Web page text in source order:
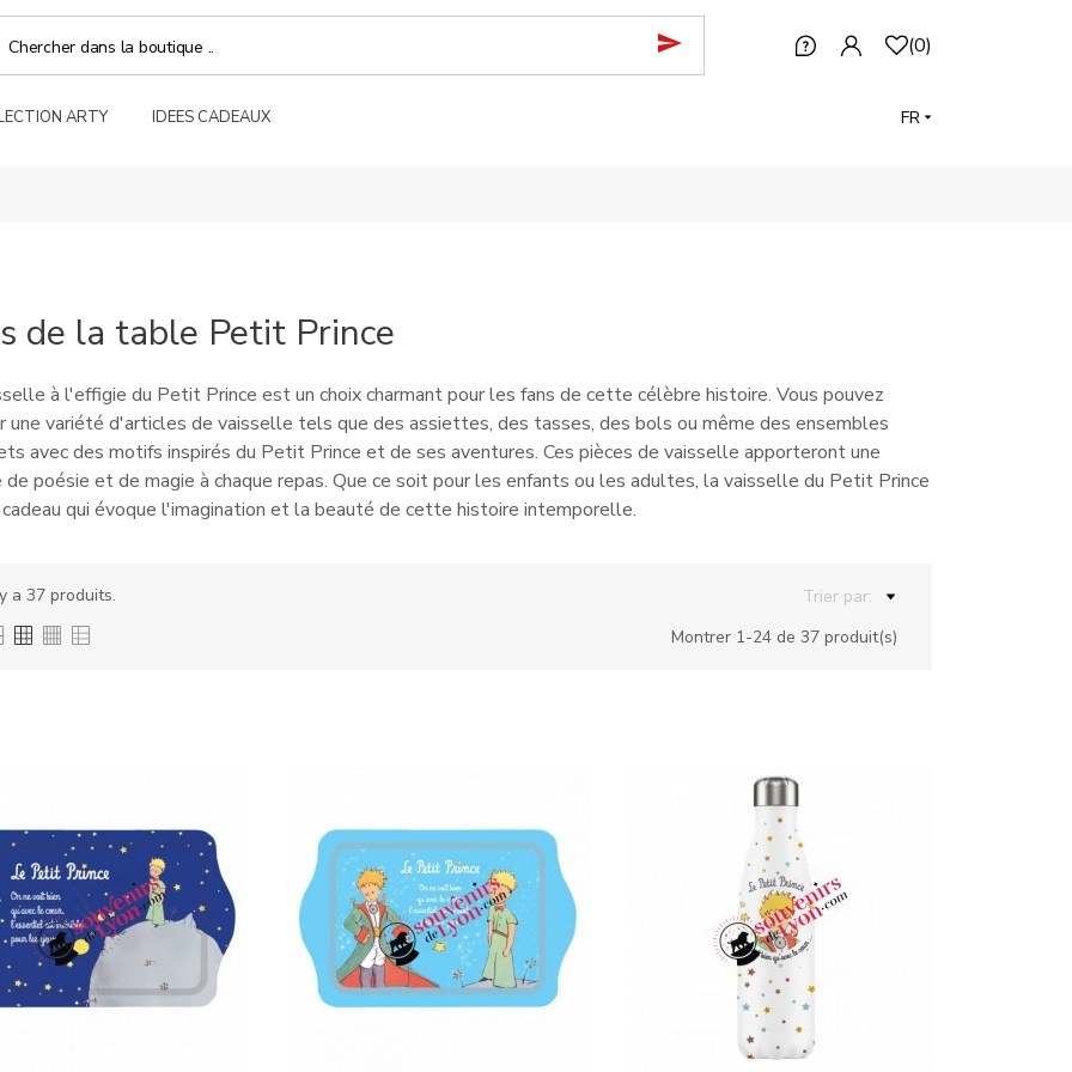
(0)
ARTY IDEES CADEAUX FR
de la table Petit Prince
à l'effigie du Petit Prince est un choix charmant pour les fans de cette célèbre histoire. Vous pouvez
une variété d'articles de vaisselle tels que des assiettes, des tasses, des bols ou même des ensembles
avec des motifs inspirés du Petit Prince et de ses aventures. Ces pièces de vaisselle apporteront une
de poésie et de magie à chaque repas. Que ce soit pour les enfants ou les adultes, la vaisselle du Petit Prince
qui évoque l'imagination et la beauté de cette histoire intemporelle.
a 37 produits.
Trier par:
Montrer 1-24 de 37 produit(s)